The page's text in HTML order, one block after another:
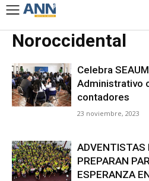
Noroccidental
Celebra
Administrativo
contadores
23 noviembre, 2023
ADVENTISTAS
PREPARAN
ESPERANZA